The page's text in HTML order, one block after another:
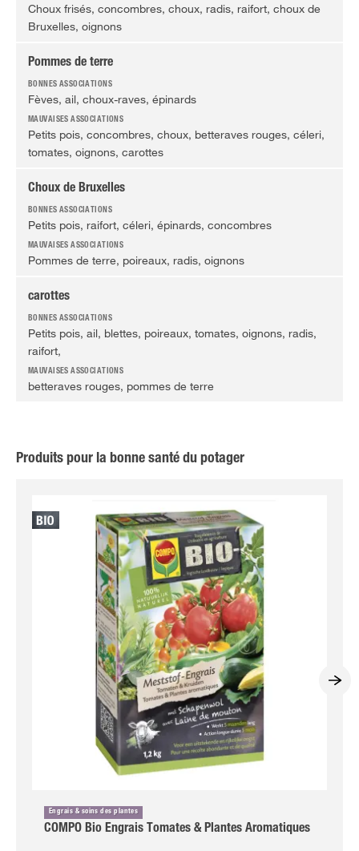
Choux frisés, concombres, choux, radis, raifort, choux de
Bruxelles, oignons
Pommes de terre
Fèves, ail, choux-raves, épinards
Petits pois, concombres, choux, betteraves rouges, céleri,
tomates, oignons, carottes
Choux de Bruxelles
Petits pois, raifort, céleri, épinards, concombres
Pommes de terre, poireaux, radis, oignons
carottes
Petits pois, ail, blettes, poireaux, tomates, oignons, radis,
raifort,
betteraves rouges, pommes de terre
Produits pour la bonne santé du potager
Engrais & soins des plantes
COMPO Bio Engrais Tomates & Plantes Aromatiques